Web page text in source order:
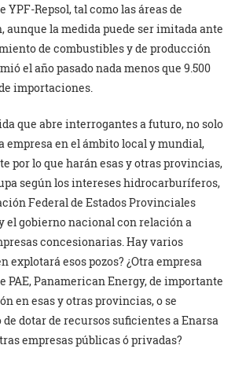
Repsol, tal como las áreas de
aunque la medida puede ser imitada ante
de combustibles y de producción
el año pasado nada menos que 9.500
importaciones.
que abre interrogantes a futuro, no solo
empresa en el ámbito local y mundial,
por lo que harán esas y otras provincias,
según los intereses hidrocarburíferos,
Federal de Estados Provinciales
el gobierno nacional con relación a
concesionarias. Hay varios
explotará esos pozos? ¿Otra empresa
PAE, Panamerican Energy, de importante
en esas y otras provincias, o se
dotar de recursos suficientes a Enarsa
empresas públicas ó privadas?